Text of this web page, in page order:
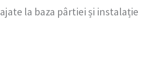
la baza pârtiei și instalație